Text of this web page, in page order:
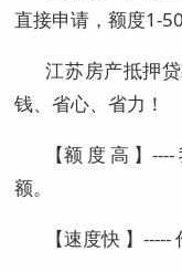
直接申请，额度1-
江苏房产抵押
钱、省心、省力！
【额 度 高 】
额。
【速度快 】